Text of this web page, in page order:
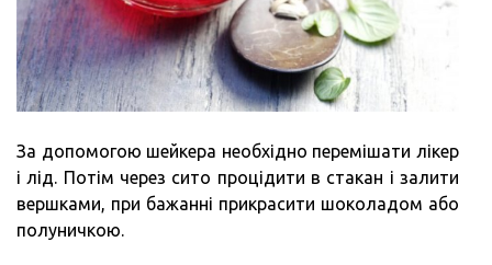
За допомогою шейкера необхідно перемішати лікер
і лід. Потім через сито процідити в стакан і залити
вершками, при бажанні прикрасити шоколадом або
полуничкою.